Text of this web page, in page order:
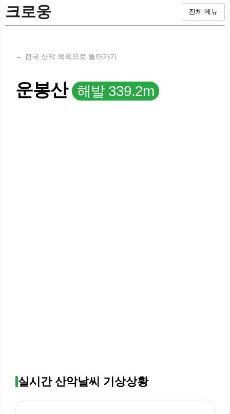
크로웅 전체 메뉴
← 전국 산악 목록으로 돌아가기
운봉산 해발 339.2m
실시간 산악날씨 기상상황